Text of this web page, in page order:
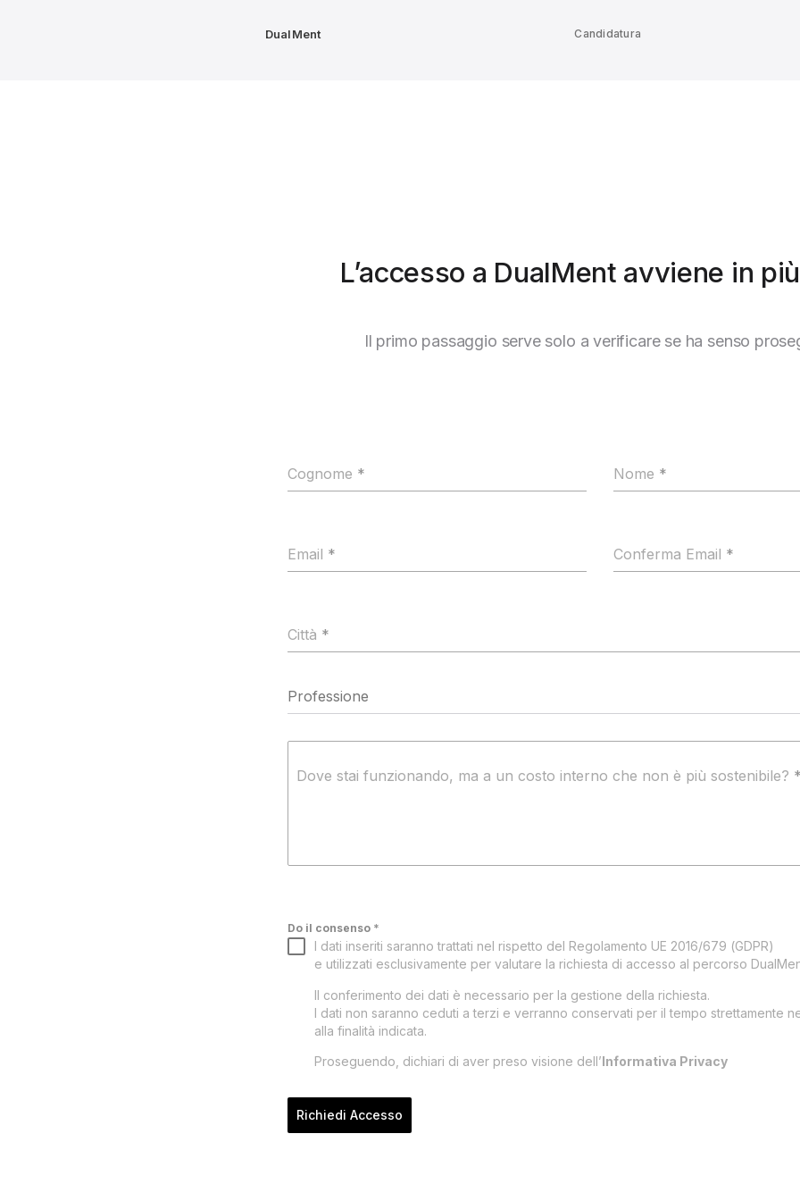
DualMent Candidatura
L’accesso a DualMent avviene in
Il primo passaggio serve solo a verificare se ha senso
Cognome * Nome *
Email * Conferma Email *
Città *
Professione
Dove stai funzionando, ma a un costo interno che non è più sostenibile?
Do il consenso *
I dati inseriti saranno trattati nel rispetto del Regolamento UE 2016/679 (GDPR)
e utilizzati esclusivamente per valutare la richiesta di accesso al percorso
Il conferimento dei dati è necessario per la gestione della richiesta.
I dati non saranno ceduti a terzi e verranno conservati per il tempo strettamente
alla finalità indicata.
Proseguendo, dichiari di aver preso visione dell’Informativa Privacy
Richiedi Accesso